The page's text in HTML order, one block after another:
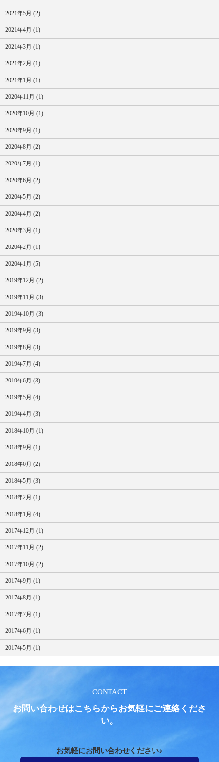
2021年5月 (2)
2021年4月 (1)
2021年3月 (1)
2021年2月 (1)
2021年1月 (1)
2020年11月 (1)
2020年10月 (1)
2020年9月 (1)
2020年8月 (2)
2020年7月 (1)
2020年6月 (2)
2020年5月 (2)
2020年4月 (2)
2020年3月 (1)
2020年2月 (1)
2020年1月 (5)
2019年12月 (2)
2019年11月 (3)
2019年10月 (3)
2019年9月 (3)
2019年8月 (3)
2019年7月 (4)
2019年6月 (3)
2019年5月 (4)
2019年4月 (3)
2018年10月 (1)
2018年9月 (1)
2018年6月 (2)
2018年5月 (3)
2018年2月 (1)
2018年1月 (4)
2017年12月 (1)
2017年11月 (2)
2017年10月 (2)
2017年9月 (1)
2017年8月 (1)
2017年7月 (1)
2017年6月 (1)
2017年5月 (1)
CONTACT
お問い合わせはこちらからお気軽にご連絡くださ
い。
お気軽にお問い合わせください♪